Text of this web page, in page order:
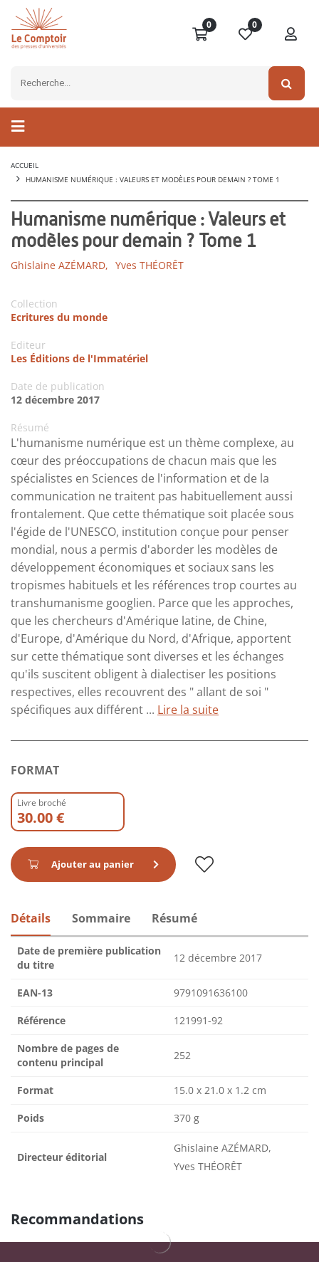
0 0
ACCUEIL
HUMANISME NUMÉRIQUE : VALEURS ET MODÈLES POUR DEMAIN ? TOME 1
Humanisme numérique : Valeurs et
modèles pour demain ? Tome 1
Ghislaine AZÉMARD, Yves THÉORÊT
Collection
Ecritures du monde
Editeur
Les Éditions de l'Immatériel
Date de publication
12 décembre 2017
Résumé
L'humanisme numérique est un thème complexe, au
cœur des préoccupations de chacun mais que les
spécialistes en Sciences de l'information et de la
communication ne traitent pas habituellement aussi
frontalement. Que cette thématique soit placée sous
l'égide de l'UNESCO, institution conçue pour penser
mondial, nous a permis d'aborder les modèles de
développement économiques et sociaux sans les
tropismes habituels et les références trop courtes au
transhumanisme googlien. Parce que les approches,
que les chercheurs d'Amérique latine, de Chine,
d'Europe, d'Amérique du Nord, d'Afrique, apportent
sur cette thématique sont diverses et les échanges
qu'ils suscitent obligent à dialectiser les positions
respectives, elles recouvrent des " allant de soi "
spécifiques aux différent ... Lire la suite
FORMAT
Livre broché
30.00 €
Ajouter au panier
Détails Sommaire Résumé
Date de première publication
du titre
12 décembre 2017
EAN-13 9791091636100
Référence 121991-92
Nombre de pages de
contenu principal
252
Format 15.0 x 21.0 x 1.2 cm
Poids 370 g
Directeur éditorial
Ghislaine AZÉMARD,
Yves THÉORÊT
Recommandations